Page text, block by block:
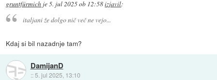
gruntfürmich je5. jul 2025 ob 12:58izjavil:
italjani že dolgo nič več ne vejo...
Kdaj si bil nazadnje tam?
DamijanD
:: 5. jul 2025, 13:10